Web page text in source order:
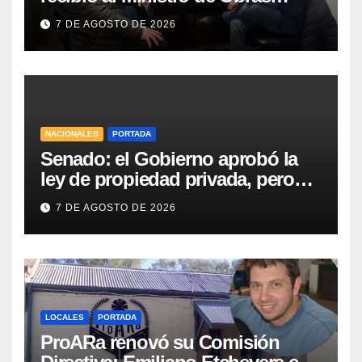
Públicas y al Presidente de
Vialidad para recorrer la ruta a
Villa Huidobro
7 DE AGOSTO DE 2026
NACIONALES PORTADA
Senado: el Gobierno aprobó la
ley de propiedad privada, pero
tuvo que quitar otro capítulo
7 DE AGOSTO DE 2026
LOCALES PORTADA
ProARa renovó su Comisión